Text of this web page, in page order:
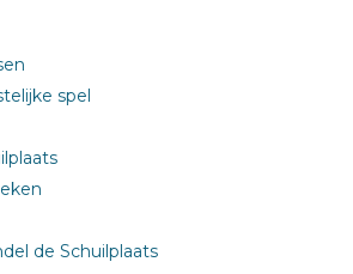
spel
de Schuilplaats